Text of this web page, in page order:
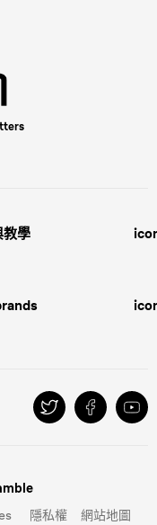
教學
肌膚的一切
隱私權 網站地圖